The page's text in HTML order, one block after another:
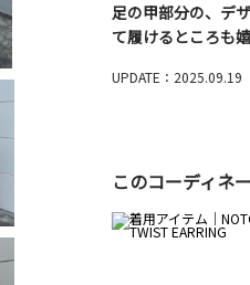
足の甲部分の、デ
て履けるところも
UPDATE：2025.09.19
このコーディネ